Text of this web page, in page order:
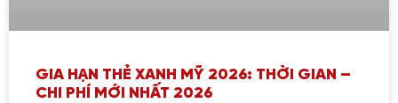
GIA HẠN THẺ XANH MỸ 2026: THỜI GIAN –
CHI PHÍ MỚI NHẤT 2026